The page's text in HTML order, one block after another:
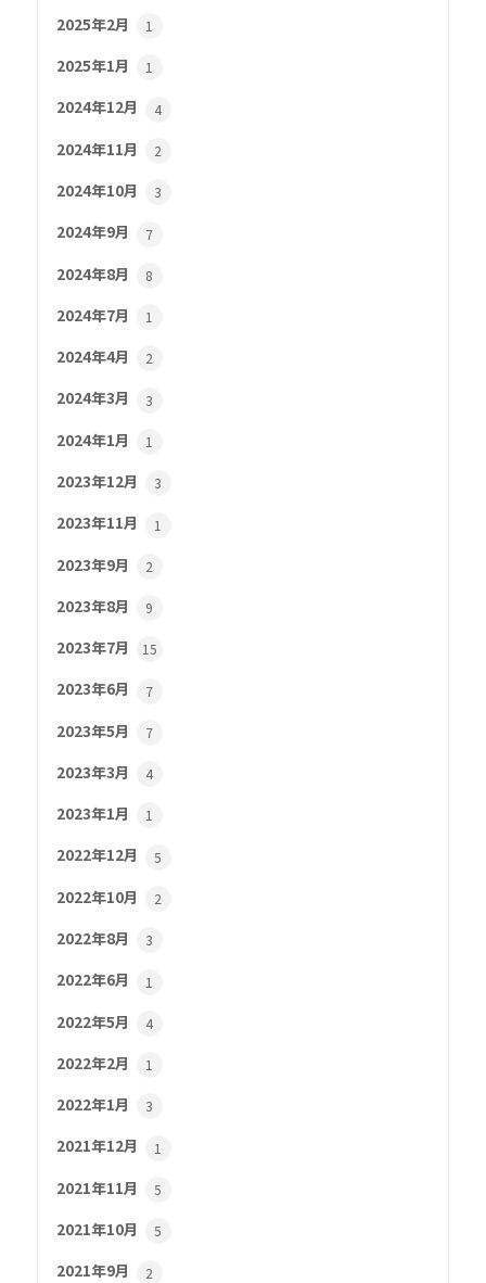
2025年2月 1
2025年1月 1
2024年12月 4
2024年11月 2
2024年10月 3
2024年9月 7
2024年8月 8
2024年7月 1
2024年4月 2
2024年3月 3
2024年1月 1
2023年12月 3
2023年11月 1
2023年9月 2
2023年8月 9
2023年7月 15
2023年6月 7
2023年5月 7
2023年3月 4
2023年1月 1
2022年12月 5
2022年10月 2
2022年8月 3
2022年6月 1
2022年5月 4
2022年2月 1
2022年1月 3
2021年12月 1
2021年11月 5
2021年10月 5
2021年9月 2